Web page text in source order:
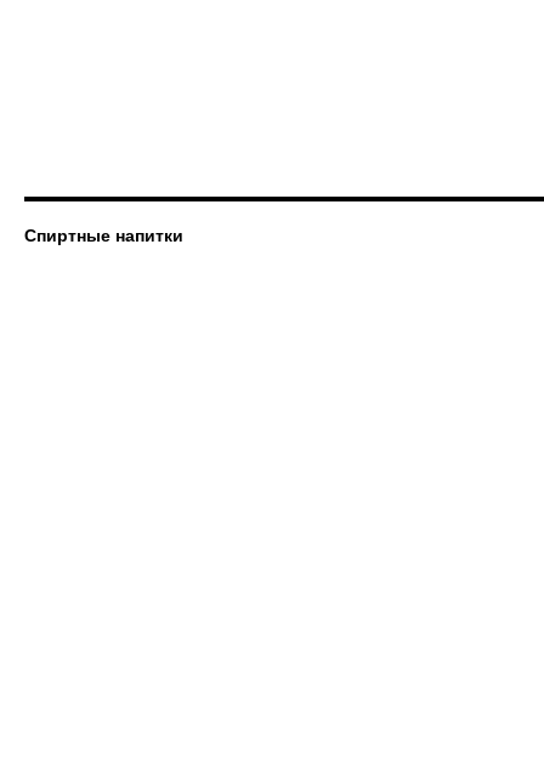
Спиртные напитки